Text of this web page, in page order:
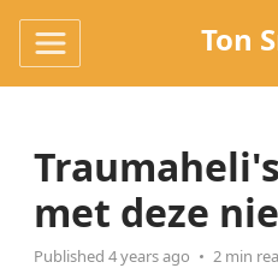
Ton
met deze
Published 4 years ago 2 min